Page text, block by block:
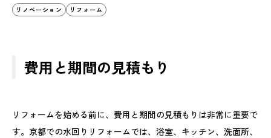
リノベーション リフォーム
費用と期間の見積もり
リフォームを始める前に、費用と期間の見積もりは非常に重要で
す。京都での水回りリフォームでは、浴室、キッチン、洗面所、